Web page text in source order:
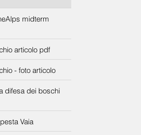
midterm
articolo pdf
- foto articolo
difesa dei boschi
Vaia